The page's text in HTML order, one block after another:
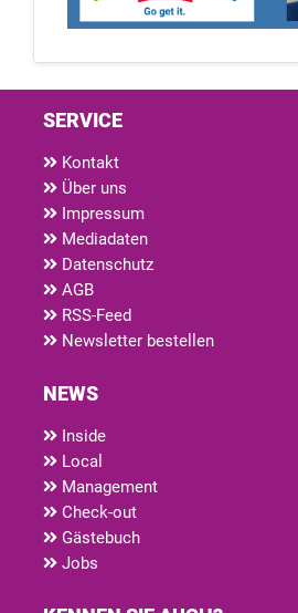
SERVICE
Kontakt
Über uns
Impressum
Mediadaten
Datenschutz
AGB
RSS-Feed
Newsletter bestellen
NEWS
Inside
Local
Management
Check-out
Gästebuch
Jobs